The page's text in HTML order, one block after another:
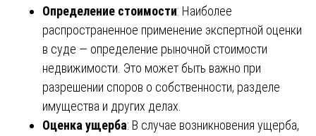
Определение стоимости: Наиболее
распространенное применение экспертной оценки
в суде — определение рыночной стоимости
недвижимости. Это может быть важно при
разрешении споров о собственности, разделе
имущества и других делах.
Оценка ущерба: В случае возникновения ущерба,